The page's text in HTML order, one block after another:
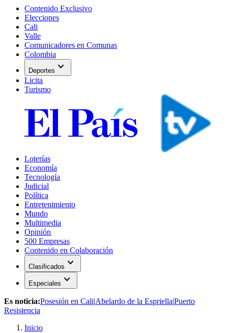
Contenido Exclusivo
Elecciones
Cali
Valle
Comunicadores en Comunas
Colombia
Deportes expand_more
Licita
Turismo
Loterías
Economía
Tecnología
Judicial
Política
Entretenimiento
Mundo
Multimedia
Opinión
500 Empresas
Contenido en Colaboración
Clasificados expand_more
Especiales expand_more
Es noticia:Posesión en Cali|Abelardo de la Espriella|Puerto
Resistencia
Inicio